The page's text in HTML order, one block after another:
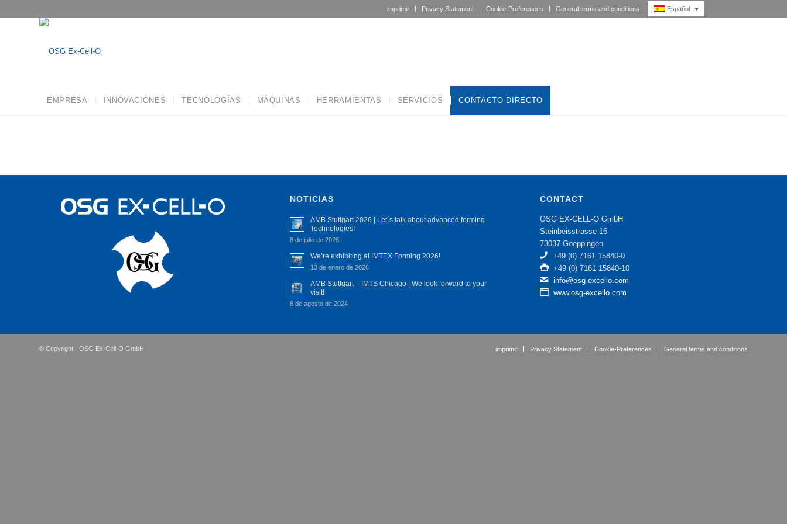
imprimir Privacy Statement Cookie-Preferences General terms and conditions Español
EMPRESA INNOVACIONES TECNOLOGÍAS MÁQUINAS HERRAMIENTAS SERVICIOS CONTACTO DIRECTO
NOTICIAS
AMB Stuttgart 2026 | Let´s talk about advanced forming
Technologies!
8 de julio de 2026
We’re exhibiting at IMTEX Forming 2026!
13 de enero de 2026
AMB Stuttgart – IMTS Chicago | We look forward to your
visit!
8 de agosto de 2024
CONTACT
OSG EX-CELL-O GmbH
Steinbeisstrasse 16
73037 Goeppingen
+49 (0) 7161 15840-0
+49 (0) 7161 15840-10
info@osg-excello.com
www.osg-excello.com
© Copyright - OSG Ex-Cell-O GmbH imprimir Privacy Statement Cookie-Preferences General terms and conditions